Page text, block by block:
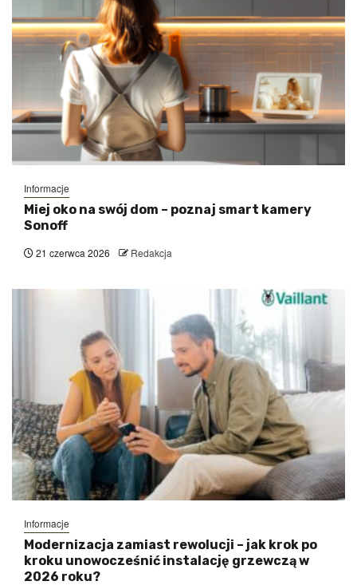
Informacje
Miej oko na swój dom – poznaj smart kamery
Sonoff
21 czerwca 2026 Redakcja
Informacje
Modernizacja zamiast rewolucji – jak krok po
kroku unowocześnić instalację grzewczą w
2026 roku?